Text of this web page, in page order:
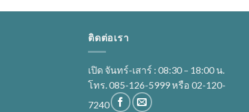
ติดต่อเรา
เปิด จันทร์-เสาร์ : 08:30 – 18:00 น.
โทร. 085-126-5999 หรือ 02-120-
7240